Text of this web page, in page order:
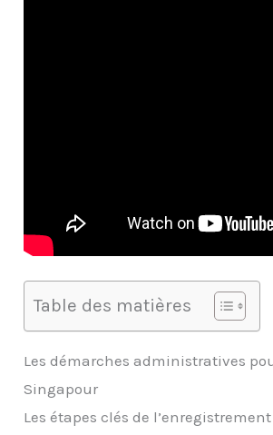
Table des matières
Les démarches administratives
Singapour
Les étapes clés de l’enregistrement